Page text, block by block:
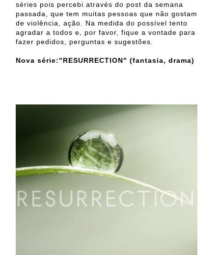
séries pois percebi através do post da semana
passada, que tem muitas pessoas que não gostam
de violência, ação. Na medida do possível tento
agradar a todos e, por favor, fique a vontade para
fazer pedidos, perguntas e sugestões.
Nova série:"RESURRECTION" (fantasia, drama)